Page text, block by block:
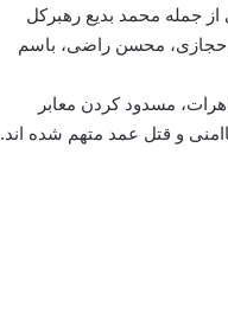
می آید12 نفر از رهبران اخوانی از جمله محمد بدیع رهبرکل
حجازی، محسن راضی، باسم
مسدود کردن معابر
و قتل عمد متهم شده اند.